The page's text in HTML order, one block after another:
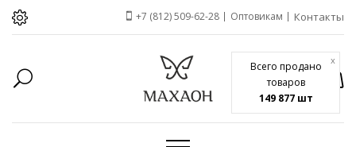
Всего продано
товаров
149 877 шт
x
+7 (812) 509-62-28 Оптовикам Контакты